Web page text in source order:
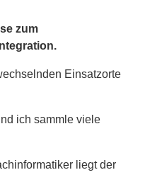
zum
Einsatzorte
ich sammle viele
liegt der